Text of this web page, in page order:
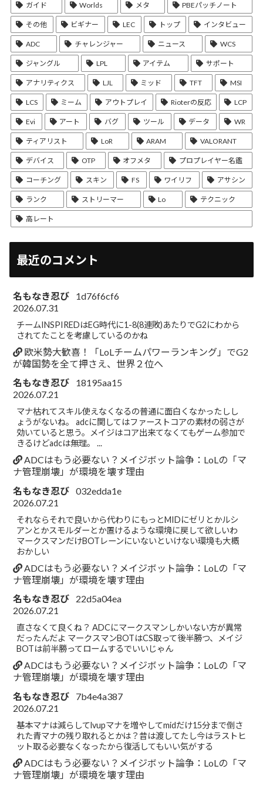
ガイド Worlds メタ PBEパッチノート
その他 ビギナー LEC トップ インタビュー
ADC チャレンジャー ニュース WCS
ジャングル LPL アイテム サポート
アナリティクス LJL ミッド TFT MSI
LCS ミーム アウトプレイ Rioterの反応 LCP
Evi アート バグ ツール データ WR
ティアリスト LoR ARAM VALORANT
デバイス OTP オフメタ プロプレイヤー名鑑
コーチング スキン FS ワイリフ アサシン
ランク ストリーマー Lo テクニック
高レート
最近のコメント
名もなき忍び
1d76f6cf6
2026.07.31
チームINSPIREDはEG時代に1-8(8連敗)あたりでG2にわから
されてたことを考慮しているのかね
欧米勢大歓喜！「LoLチームパワーランキング」でG2
が韓国勢を全て押さえ、世界２位へ
名もなき忍び
18195aa15
2026.07.21
マナ枯れてスキル使えなくなるの普通に面白くなかったしし
ょうがないね。 adcに関してはファーストコアの素材の弱さが
効いていると思う。メイジはコア出来てなくてもゲーム参加で
きるけどadcは無理。 ...
ADCはもう必要ない？メイジボット論争：LoLの「マ
ナ管理崩壊」が環境を壊す理由
名もなき忍び 032edda1e
2026.07.21
それならそれで良いから代わりにもっとMIDにゼリとかルシ
アンとかスモルダーとか置けるような環境に戻して欲しいわ
マークスマンだけBOTレーンにいないといけない環境も大概
おかしい
ADCはもう必要ない？メイジボット論争：LoLの「マ
ナ管理崩壊」が環境を壊す理由
名もなき忍び
22d5a04ea
2026.07.21
直さなくて良くね？ ADCにマークスマンしかいない方が異常
だったんだよ マークスマンBOTはCS取って後半勝つ、メイジ
BOTは前半勝ってロームするでいいじゃん
ADCはもう必要ない？メイジボット論争：LoLの「マ
ナ管理崩壊」が環境を壊す理由
名もなき忍び
7b4e4a387
2026.07.21
基本マナは減らしてlvupマナを増やしてmidだけ15分まで倒さ
れた青マナの残り取れるとかは？昔は渡してたし今はラストヒ
ット取る必要なくなったから復活してもいい気がする
ADCはもう必要ない？メイジボット論争：LoLの「マ
ナ管理崩壊」が環境を壊す理由